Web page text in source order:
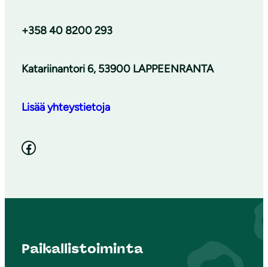
+358 40 8200 293
Katariinantori 6, 53900 LAPPEENRANTA
Lisää yhteystietoja
Facebook
Paikallistoiminta